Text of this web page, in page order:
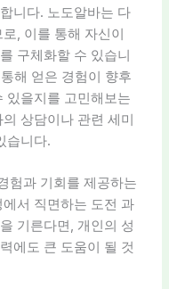
니다. 노도알바는 다
, 이를 통해 자신이
구체화할 수 있습니
해 얻은 경험이 향후
있을지를 고민해보는
상담이나 관련 세미
습니다.
험과 기회를 제공하는
서 직면하는 도전 과
기른다면, 개인의 성
에도 큰 도움이 될 것